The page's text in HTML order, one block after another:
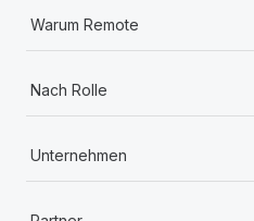
Warum Remote
Nach Rolle
Unternehmen